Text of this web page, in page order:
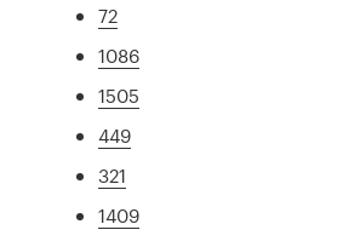
72
1086
1505
449
321
1409